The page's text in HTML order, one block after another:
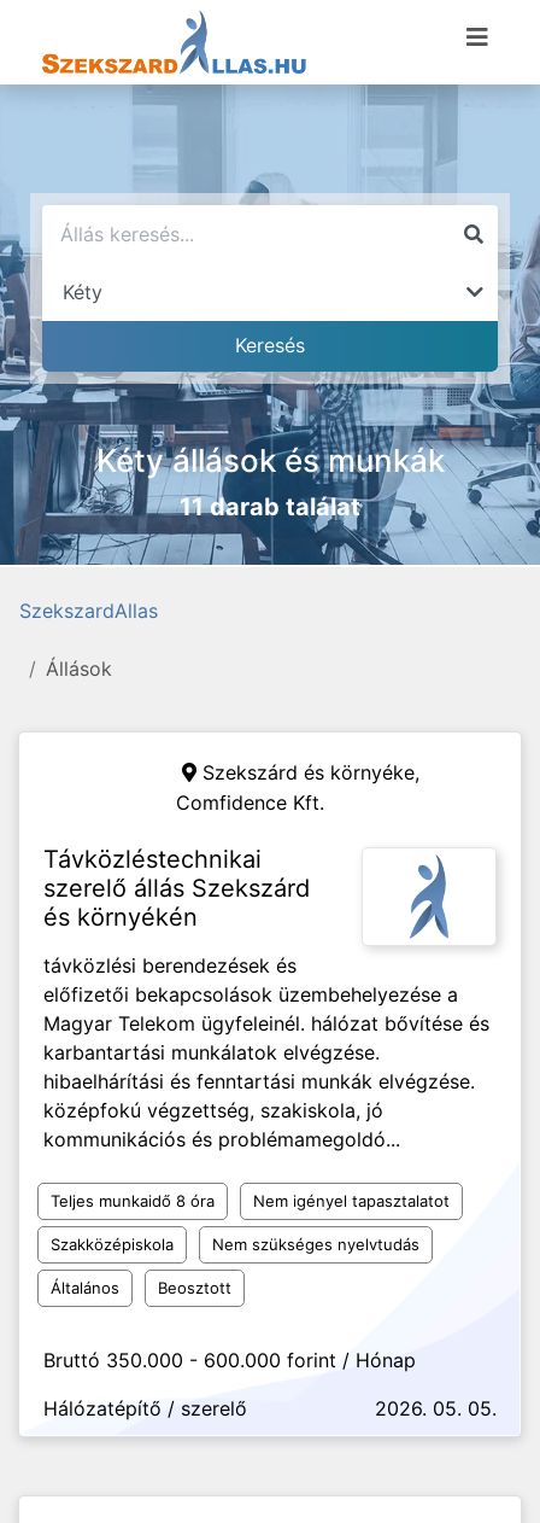
Kéty állások és munkák
11 darab találat
SzekszardAllas
Állások
Szekszárd és környéke,
Comfidence Kft.
Távközléstechnikai
szerelő állás Szekszárd
és környékén
távközlési berendezések és
előfizetői bekapcsolások üzembehelyezése a
Magyar Telekom ügyfeleinél. hálózat bővítése és
karbantartási munkálatok elvégzése.
hibaelhárítási és fenntartási munkák elvégzése.
középfokú végzettség, szakiskola, jó
kommunikációs és problémamegoldó...
Teljes munkaidő 8 óra Nem igényel tapasztalatot
Szakközépiskola Nem szükséges nyelvtudás
Általános Beosztott
Bruttó 350.000 - 600.000 forint / Hónap
Hálózatépítő / szerelő
2026. 05. 05.